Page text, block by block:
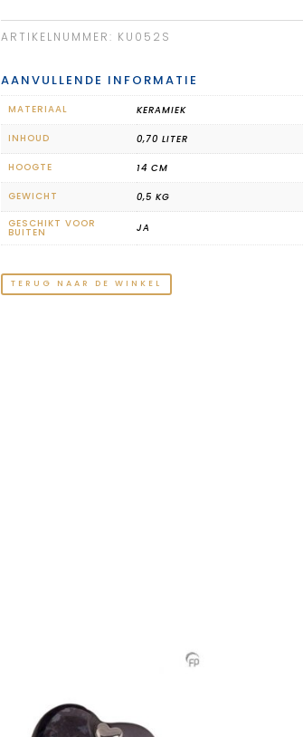
ARTIKELNUMMER: KU052S
AANVULLENDE INFORMATIE
MATERIAAL KERAMIEK
INHOUD 0,70 LITER
HOOGTE 14 CM
GEWICHT
0,5 KG
GESCHIKT VOOR
BUITEN JA
TERUG NAAR DE WINKEL